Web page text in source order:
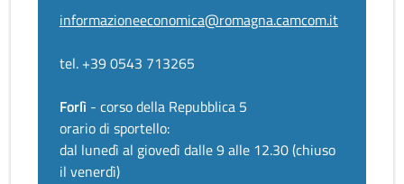
informazioneeconomica@romagna.camcom.it
tel. +39 0543 713265
Forlì - corso della Repubblica 5
orario di sportello:
dal lunedì al giovedì dalle 9 alle 12.30 (chiuso
il venerdì)